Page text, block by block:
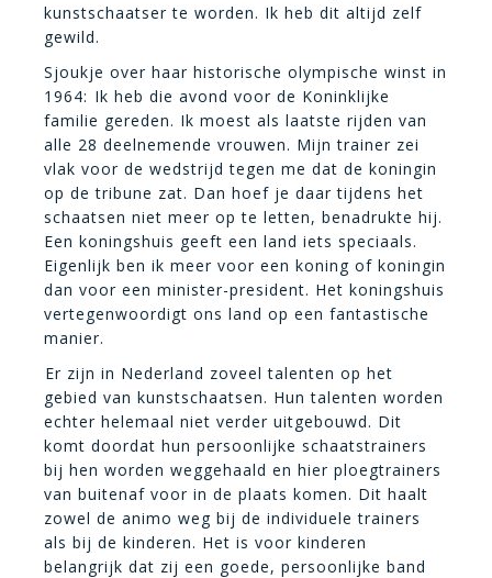
kunstschaatser te worden. Ik heb dit altijd zelf
gewild.
Sjoukje over haar historische olympische winst in
1964: Ik heb die avond voor de Koninklijke
familie gereden. Ik moest als laatste rijden van
alle 28 deelnemende vrouwen. Mijn trainer zei
vlak voor de wedstrijd tegen me dat de koningin
op de tribune zat. Dan hoef je daar tijdens het
schaatsen niet meer op te letten, benadrukte hij.
Een koningshuis geeft een land iets speciaals.
Eigenlijk ben ik meer voor een koning of koningin
dan voor een minister-president. Het koningshuis
vertegenwoordigt ons land op een fantastische
manier.
Er zijn in Nederland zoveel talenten op het
gebied van kunstschaatsen. Hun talenten worden
echter helemaal niet verder uitgebouwd. Dit
komt doordat hun persoonlijke schaatstrainers
bij hen worden weggehaald en hier ploegtrainers
van buitenaf voor in de plaats komen. Dit haalt
zowel de animo weg bij de individuele trainers
als bij de kinderen. Het is voor kinderen
belangrijk dat zij een goede, persoonlijke band